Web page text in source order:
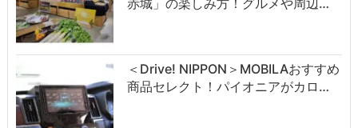
＜Drive! NIPPON＞MOBILAおすすめ
商品セレクト！パイオニアがカロ…